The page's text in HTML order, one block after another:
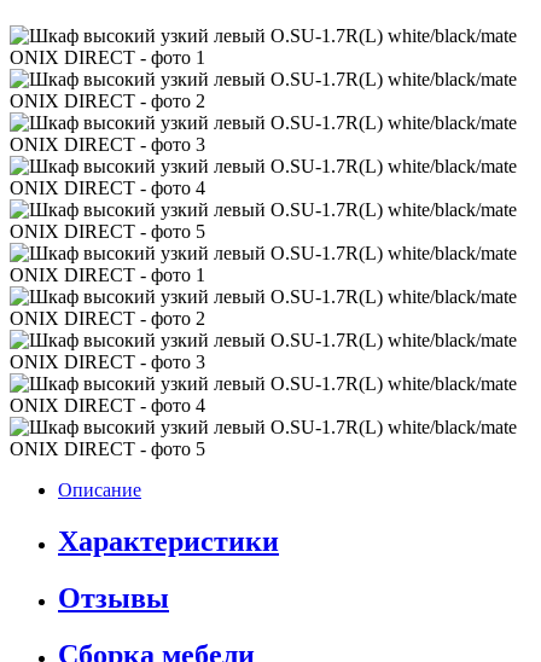
Описание
Характеристики
Отзывы
Сборка мебели